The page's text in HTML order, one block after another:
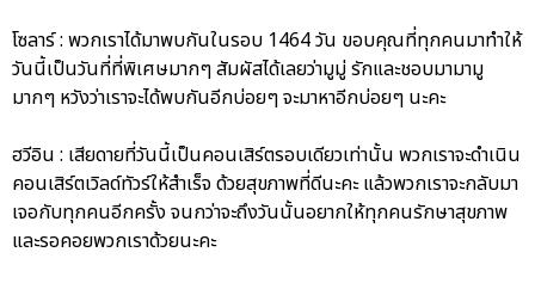
โซลาร์ : พวกเราได้มาพบกันในรอบ 1464 วัน ขอบคุณที่ทุกคนมาทำให้
วันนี้เป็นวันที่ที่พิเศษมากๆ สัมผัสได้เลยว่ามูมู่ รักและชอบมามามู
มากๆ หวังว่าเราจะได้พบกันอีกบ่อยๆ จะมาหาอีกบ่อยๆ นะคะ
ฮวีอิน : เสียดายที่วันนี้เป็นคอนเสิร์ตรอบเดียวเท่านั้น พวกเราจะดำเนิน
คอนเสิร์ตเวิลด์ทัวร์ให้สำเร็จ ด้วยสุขภาพที่ดีนะคะ แล้วพวกเราจะกลับมา
เจอกับทุกคนอีกครั้ง จนกว่าจะถึงวันนั้นอยากให้ทุกคนรักษาสุขภาพ
และรอคอยพวกเราด้วยนะคะ